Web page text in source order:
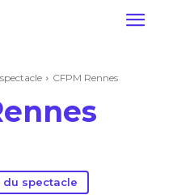
CFPM Rennes
spectacle